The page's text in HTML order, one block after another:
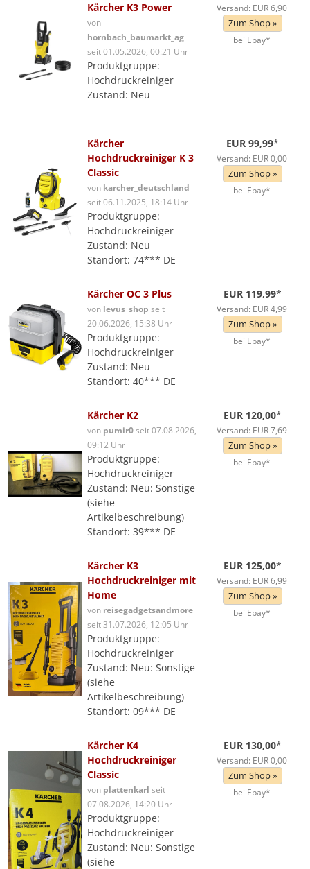
Kärcher K3 Power
von
hornbach_baumarkt_ag
seit 01.05.2026, 00:21 Uhr
Produktgruppe:
Hochdruckreiniger
Zustand: Neu
Versand: EUR 6,90
Zum Shop »
bei Ebay*
Kärcher
Hochdruckreiniger K 3
Classic
von karcher_deutschland
seit 06.11.2025, 18:14 Uhr
Produktgruppe:
Hochdruckreiniger
Zustand: Neu
Standort: 74*** DE
EUR 99,99*
Versand: EUR 0,00
Zum Shop »
bei Ebay*
Kärcher OC 3 Plus
von levus_shop seit
20.06.2026, 15:38 Uhr
Produktgruppe:
Hochdruckreiniger
Zustand: Neu
Standort: 40*** DE
EUR 119,99*
Versand: EUR 4,99
Zum Shop »
bei Ebay*
Kärcher K2
von pumir0seit 07.08.2026,
09:12 Uhr
Produktgruppe:
Hochdruckreiniger
Zustand: Neu: Sonstige
(siehe
Artikelbeschreibung)
Standort: 39*** DE
EUR 120,00*
Versand: EUR 7,69
Zum Shop »
bei Ebay*
Kärcher K3
Hochdruckreiniger mit
Home
von reisegadgetsandmore
seit 31.07.2026, 12:05 Uhr
Produktgruppe:
Hochdruckreiniger
Zustand: Neu: Sonstige
(siehe
Artikelbeschreibung)
Standort: 09*** DE
EUR 125,00*
Versand: EUR 6,99
Zum Shop »
bei Ebay*
Kärcher K4
Hochdruckreiniger
Classic
von plattenkarl seit
07.08.2026, 14:20 Uhr
Produktgruppe:
Hochdruckreiniger
Zustand: Neu: Sonstige
(siehe
EUR 130,00*
Versand: EUR 0,00
Zum Shop »
bei Ebay*